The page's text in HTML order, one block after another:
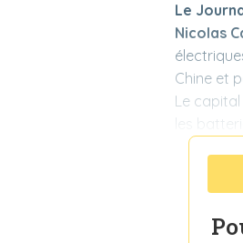
Le
Nicolas
Chine et
Le